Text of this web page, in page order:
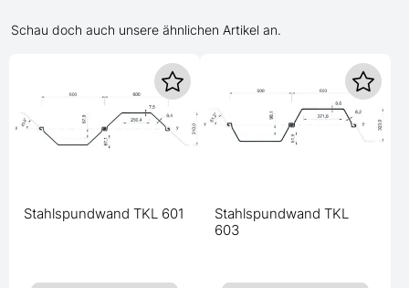
Schau doch auch unsere ähnlichen Artikel an.
Stahlspundwand TKL 601
Stahlspundwand TKL
603